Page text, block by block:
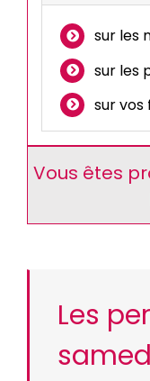
sur les
sur les
sur vos
Vous êtes
Les